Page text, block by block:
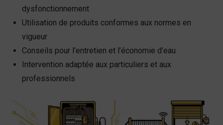
dysfonctionnement
Utilisation de produits conformes aux normes en
vigueur
Conseils pour l’entretien et l’économie d’eau
Intervention adaptée aux particuliers et aux
professionnels